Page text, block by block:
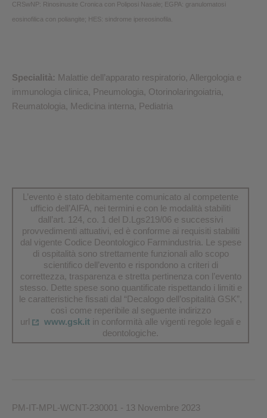
CRSwNP: Rinosinusite Cronica con Poliposi Nasale; EGPA: granulomatosi
eosinofilica con poliangite; HES: sindrome ipereosinofila.
Specialità: Malattie dell’apparato respiratorio, Allergologia e
immunologia clinica, Pneumologia, Otorinolaringoiatria,
Reumatologia, Medicina interna, Pediatria
L’evento è stato debitamente comunicato al competente
ufficio dell’AIFA, nei termini e con le modalità stabiliti
dall’art. 124, co. 1 del D.Lgs219/06 e successivi
provvedimenti attuativi, ed è conforme ai requisiti stabiliti
dal vigente Codice Deontologico Farmindustria. Le spese
di ospitalità sono strettamente funzionali allo scopo
scientifico dell’evento e rispondono a criteri di
correttezza, trasparenza e stretta pertinenza con l’evento
stesso. Dette spese sono quantificate rispettando i limiti e
le caratteristiche fissati dal “Decalogo dell’ospitalità GSK”,
così come reperibile al seguente indirizzo
url
www.gsk.it in conformità alle vigenti regole legali e
deontologiche.
PM-IT-MPL-WCNT-230001 - 13 Novembre 2023